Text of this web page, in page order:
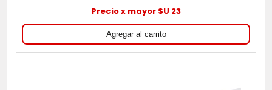
Precio x mayor $U 23